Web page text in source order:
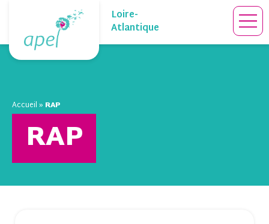
content
Loire-
Atlantique
Accueil» RAP
RAP